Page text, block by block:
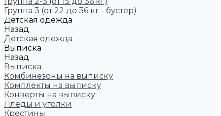
Группа 3 (от 22 до 36 кг - бустер)
Детская одежда
Назад
Детская одежда
Выписка
Назад
Выписка
Комбинезоны на выписку
Комплекты на выписку
Конверты на выписку
Пледы и уголки
Крестины